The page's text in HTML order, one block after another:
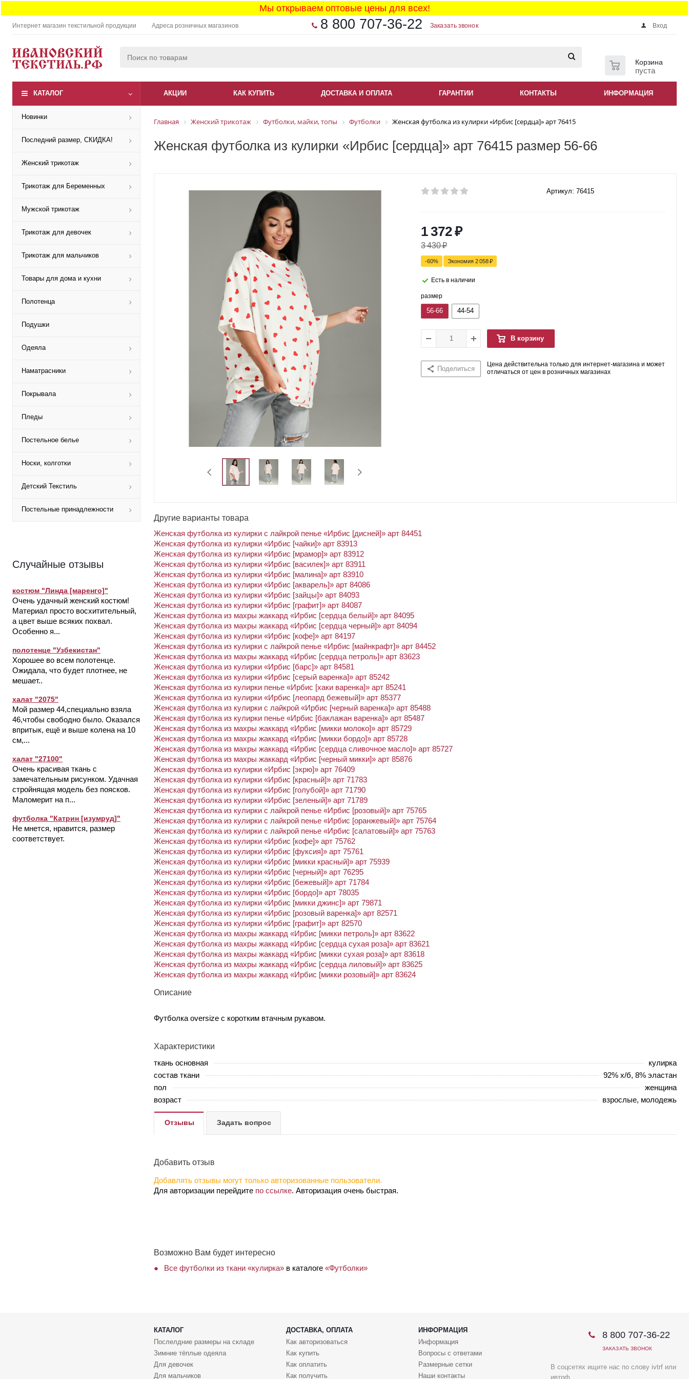
Мы открываем оптовые цены для всех!
Интернет магазин текстильной продукции Адреса розничных магазинов 8 800 707-36-22 Заказать звонок Вход
Корзина
пуста
КАТАЛОГ АКЦИИ КАК КУПИТЬ ДОСТАВКА И ОПЛАТА ГАРАНТИИ КОНТАКТЫ ИНФОРМАЦИЯ
Новинки
Последний размер, СКИДКА!
Женский трикотаж
Трикотаж для Беременных
Мужской трикотаж
Трикотаж для девочек
Трикотаж для мальчиков
Товары для дома и кухни
Полотенца
Подушки
Одеяла
Наматрасники
Покрывала
Пледы
Постельное белье
Носки, колготки
Детский Текстиль
Постельные принадлежности
Случайные отзывы
костюм "Линда [маренго]"
Очень удачный женский костюм!
Материал просто восхитительный,
а цвет выше всяких похвал.
Особенно я...
полотенце "Узбекистан"
Хорошее во всем полотенце.
Ожидала, что будет плотнее, не
мешает..
халат "2075"
Мой размер 44,специально взяла
46,чтобы свободно было. Оказался
впритык, ещё и выше колена на 10
см,...
халат "27100"
Очень красивая ткань с
замечательным рисунком. Удачная
стройнящая модель без поясков.
Маломерит на п...
футболка "Катрин [изумруд]"
Не мнется, нравится, размер
соответствует.
Главная Женский трикотаж Футболки, майки, топы Футболки Женская футболка из кулирки «Ирбис [сердца]» арт 76415
Женская футболка из кулирки «Ирбис [сердца]» арт 76415 размер 56-66
Артикул: 76415
1 372₽
3 430₽
-60% Экономия 2 058₽
Есть в наличии
размер
56-66 44-54
В корзину
Поделиться
Цена действительна только для интернет-магазина и может
отличаться от цен в розничных магазинах
Другие варианты товара
Женская футболка из кулирки с лайкрой пенье «Ирбис [дисней]» арт 84451
Женская футболка из кулирки «Ирбис [чайки]» арт 83913
Женская футболка из кулирки «Ирбис [мрамор]» арт 83912
Женская футболка из кулирки «Ирбис [василек]» арт 83911
Женская футболка из кулирки «Ирбис [малина]» арт 83910
Женская футболка из кулирки «Ирбис [акварель]» арт 84086
Женская футболка из кулирки «Ирбис [зайцы]» арт 84093
Женская футболка из кулирки «Ирбис [графит]» арт 84087
Женская футболка из махры жаккард «Ирбис [сердца белый]» арт 84095
Женская футболка из махры жаккард «Ирбис [сердца черный]» арт 84094
Женская футболка из кулирки «Ирбис [кофе]» арт 84197
Женская футболка из кулирки с лайкрой пенье «Ирбис [майнкрафт]» арт 84452
Женская футболка из махры жаккард «Ирбис [сердца петроль]» арт 83623
Женская футболка из кулирки «Ирбис [барс]» арт 84581
Женская футболка из кулирки «Ирбис [серый варенка]» арт 85242
Женская футболка из кулирки пенье «Ирбис [хаки варенка]» арт 85241
Женская футболка из кулирки «Ирбис [леопард бежевый]» арт 85377
Женская футболка из кулирки с лайкрой «Ирбис [черный варенка]» арт 85488
Женская футболка из кулирки пенье «Ирбис [баклажан варенка]» арт 85487
Женская футболка из махры жаккард «Ирбис [микки молоко]» арт 85729
Женская футболка из махры жаккард «Ирбис [микки бордо]» арт 85728
Женская футболка из махры жаккард «Ирбис [сердца сливочное масло]» арт 85727
Женская футболка из махры жаккард «Ирбис [черный микки]» арт 85876
Женская футболка из кулирки «Ирбис [экрю]» арт 76409
Женская футболка из кулирки «Ирбис [красный]» арт 71783
Женская футболка из кулирки «Ирбис [голубой]» арт 71790
Женская футболка из кулирки «Ирбис [зеленый]» арт 71789
Женская футболка из кулирки с лайкрой пенье «Ирбис [розовый]» арт 75765
Женская футболка из кулирки с лайкрой пенье «Ирбис [оранжевый]» арт 75764
Женская футболка из кулирки с лайкрой пенье «Ирбис [салатовый]» арт 75763
Женская футболка из кулирки «Ирбис [кофе]» арт 75762
Женская футболка из кулирки «Ирбис [фуксия]» арт 75761
Женская футболка из кулирки «Ирбис [микки красный]» арт 75939
Женская футболка из кулирки «Ирбис [черный]» арт 76295
Женская футболка из кулирки «Ирбис [бежевый]» арт 71784
Женская футболка из кулирки «Ирбис [бордо]» арт 78035
Женская футболка из кулирки «Ирбис [микки джинс]» арт 79871
Женская футболка из кулирки «Ирбис [розовый варенка]» арт 82571
Женская футболка из кулирки «Ирбис [графит]» арт 82570
Женская футболка из махры жаккард «Ирбис [микки петроль]» арт 83622
Женская футболка из махры жаккард «Ирбис [сердца сухая роза]» арт 83621
Женская футболка из махры жаккард «Ирбис [микки сухая роза]» арт 83618
Женская футболка из махры жаккард «Ирбис [сердца лиловый]» арт 83625
Женская футболка из махры жаккард «Ирбис [микки розовый]» арт 83624
Описание
Футболка oversize с коротким втачным рукавом.
Характеристики
ткань основная
кулирка
состав ткани
92% х/б, 8% эластан
пол
женщина
возраст
взрослые, молодежь
Отзывы Задать вопрос
Добавить отзыв
Добавлять отзывы могут только авторизованные пользователи.
Для авторизации перейдите по ссылке. Авторизация очень быстрая.
Возможно Вам будет интересно
Все футболки из ткани «кулирка» в каталоге «Футболки»
КАТАЛОГ ДОСТАВКА, ОПЛАТА
ИНФОРМАЦИЯ
Послелдние размеры на складе
Зимние тёплые одеяла
Для девочек
Для мальчиков
Как авторизоваться
Как купить
Как оплатить
Как получить
Информация
Вопросы с ответами
Размерные сетки
Наши контакты
8 800 707-36-22
ЗАКАЗАТЬ ЗВОНОК
В соцсетях ищите нас по слову ivtrf или
ивтрф